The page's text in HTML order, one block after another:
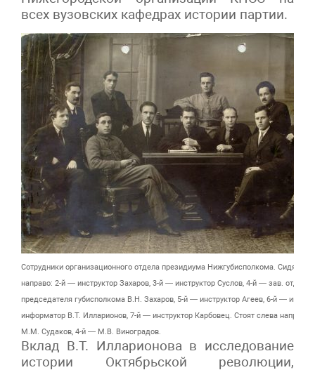
всех вузовских кафедрах истории партии.
Сотрудники организационного отдела президиума Нижгубисполкома. Сидят
направо: 2-й — инструктор Захаров, 3-й — инструктор Суслов, 4-й — зав.
председателя губисполкома В.Н. Захаров, 5-й — инструктор Агеев, 6-й —
информатор В.Т. Илларионов, 7-й — инструктор Карбовец. Стоят слева
М.М. Судаков, 4-й — М.В. Виноградов.
Вклад В.Т. Илларионова в исследование
истории Октябрьской революции,